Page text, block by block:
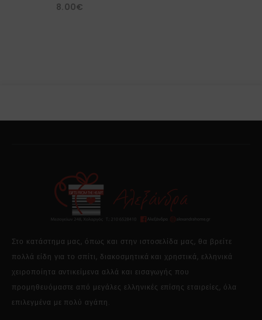
8.00€
Στο κατάστημα μας, όπως και στην ιστοσελίδα μας, θα βρείτε
πολλά είδη για το σπίτι, διακοσμητικά και χρηστικά, ελληνικά
χειροποίητα αντικείμενα αλλά και εισαγωγής που
προμηθευόμαστε από μεγάλες ελληνικές επίσης εταιρείες, όλα
επιλεγμένα με πολύ αγάπη.